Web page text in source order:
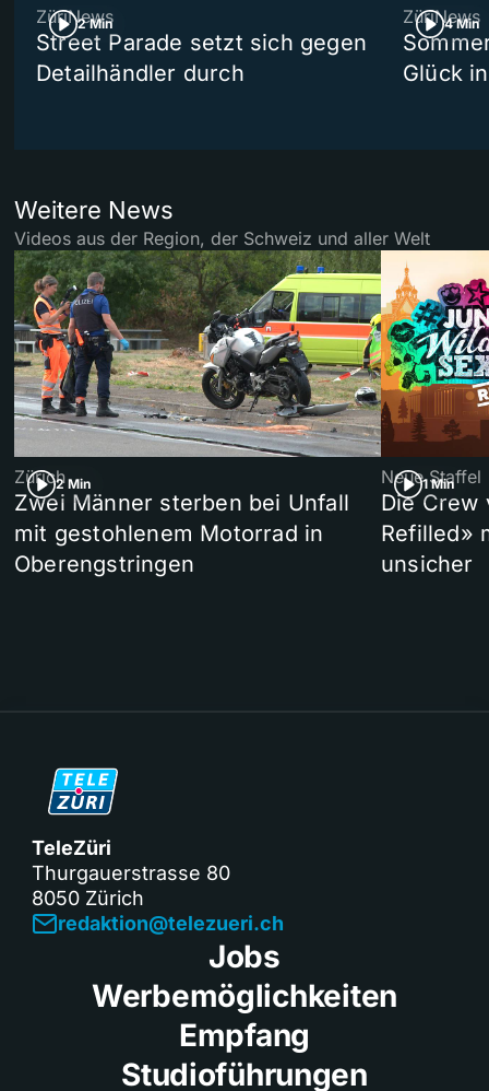
2 Min
ZüriNews
Street Parade setzt sich gegen
Detailhändler durch
4 Min
ZüriNews
Glück
Weitere News
Videos aus der Region, der Schweiz und aller Welt
2 Min
Zürich
Zwei Männer sterben bei Unfall
mit gestohlenem Motorrad in
Oberengstringen
1 Min
Neue Staffel
Die Crew
Refilled»
unsicher
TeleZüri
Thurgauerstrasse 80
8050 Zürich
redaktion@telezueri.ch
Jobs
Werbemöglichkeiten
Empfang
Studioführungen